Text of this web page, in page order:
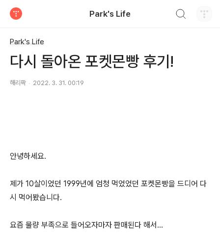
Park's Life
Park's Life
다시 돌아온 포켓몬빵 후기!
해리팍 2022. 3. 31. 00:19
안녕하세요.
제가 10살이었던 1999년에 엄청 먹었었던 포켓몬빵을 드디어 다
시 먹어봤습니다.
요즘 물량 부족으로 들어오자마자 판매된다 해서...